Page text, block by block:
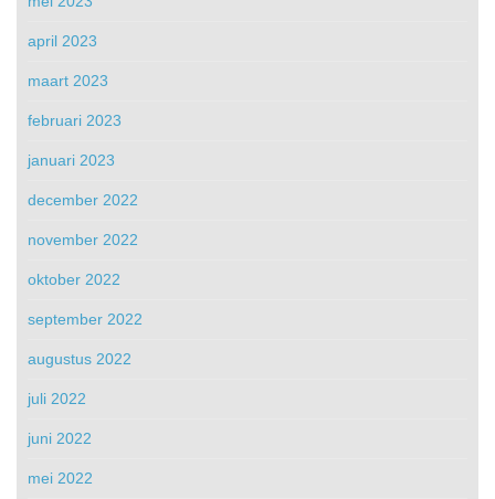
april 2023
maart 2023
februari 2023
januari 2023
december 2022
november 2022
oktober 2022
september 2022
augustus 2022
juli 2022
juni 2022
mei 2022